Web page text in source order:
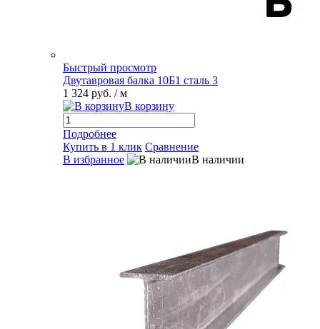
Быстрый просмотр
Двутавровая балка 10Б1 сталь 3
1 324 руб. / м
В корзину
Подробнее
Купить в 1 клик Сравнение
В избранное
В наличии